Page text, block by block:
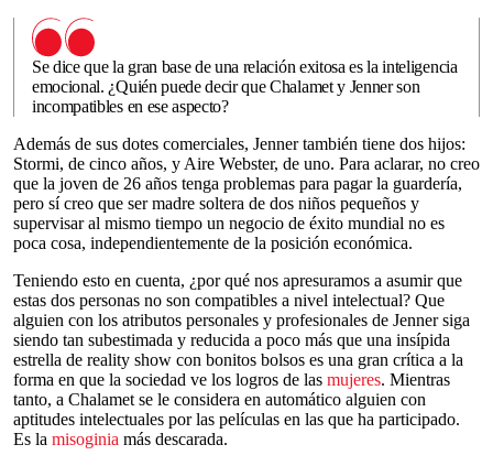
Se dice que la gran base de una relación exitosa es la inteligencia
emocional. ¿Quién puede decir que Chalamet y Jenner son
incompatibles en ese aspecto?
Además de sus dotes comerciales, Jenner también tiene dos hijos:
Stormi, de cinco años, y Aire Webster, de uno. Para aclarar, no creo
que la joven de 26 años tenga problemas para pagar la guardería,
pero sí creo que ser madre soltera de dos niños pequeños y
supervisar al mismo tiempo un negocio de éxito mundial no es
poca cosa, independientemente de la posición económica.
Teniendo esto en cuenta, ¿por qué nos apresuramos a asumir que
estas dos personas no son compatibles a nivel intelectual? Que
alguien con los atributos personales y profesionales de Jenner siga
siendo tan subestimada y reducida a poco más que una insípida
estrella de reality show con bonitos bolsos es una gran crítica a la
forma en que la sociedad ve los logros de las mujeres. Mientras
tanto, a Chalamet se le considera en automático alguien con
aptitudes intelectuales por las películas en las que ha participado.
Es la misoginia más descarada.